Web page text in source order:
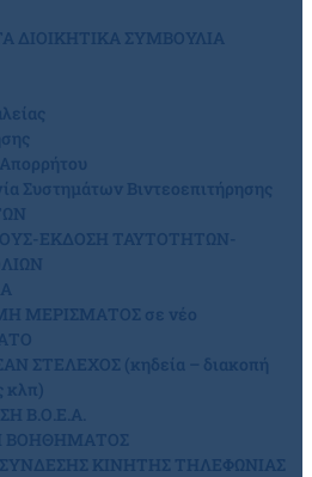
ΔΙΟΙΚΗΤΙΚΑ ΣΥΜΒΟΥΛΙΑ
Συστημάτων Βιντεοεπιτήρησης
ΕΚΔΟΣΗ ΤΑΥΤΟΤΗΤΩΝ-
ΜΕΡΙΣΜΑΤΟΣ σε νέο
ΣΤΕΛΕΧΟΣ (κηδεία – διακοπή
κλπ)
Β.Ο.Ε.Α.
ΒΟΗΘΗΜΑΤΟΣ
ΚΙΝΗΤΗΣ ΤΗΛΕΦΩΝΙΑΣ